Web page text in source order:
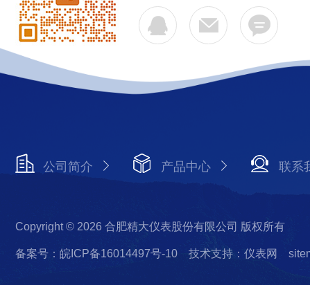
公司简介 产品中心 联系
Copyright © 2026 合肥精大仪表股份有限公司 版权所有
备案号：皖ICP备16014497号-10 技术支持：仪表网